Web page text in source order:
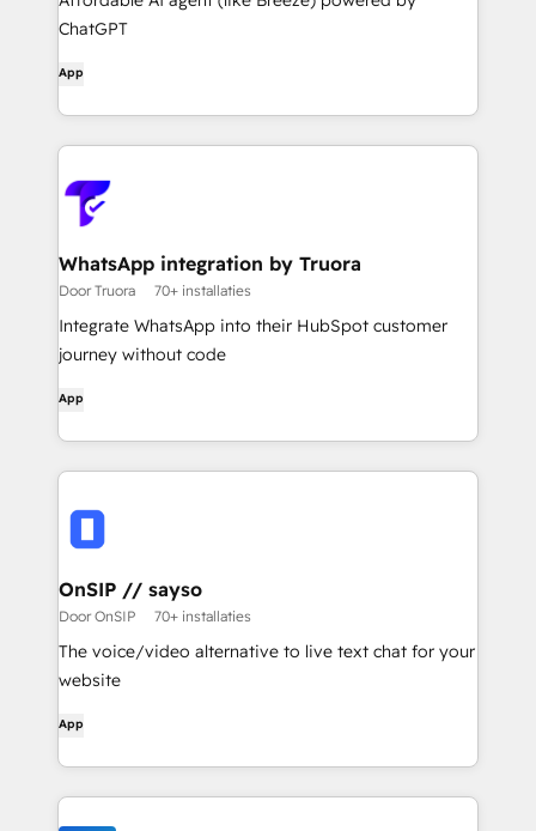
ChatGPT
App
WhatsApp integration by Truora
Door Truora 70+ installaties
Integrate WhatsApp into their HubSpot customer
journey without code
App
OnSIP // sayso
Door OnSIP 70+ installaties
The voice/video alternative to live text chat for your
website
App